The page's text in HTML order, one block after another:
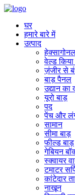
घर
हमारे बारे में
उत्पाद
वेल्ड
ज़ंजीर से
बाड़ पैनल
उद्यान का
यूरो बाड़
पद
पेंच और
सामान
सीमा बाड़
फील्ड बाड़
गेबियन
स्क्वायर
टमाटर
कांटेदार
नाखून